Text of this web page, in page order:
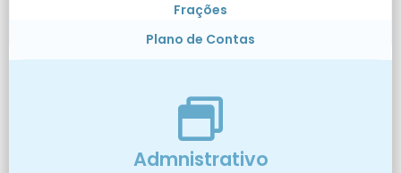
Frações
Plano de Contas
Admnistrativo